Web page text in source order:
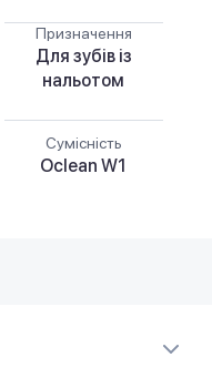
Призначення
Для зубів із
нальотом
Сумісність
Oclean W1